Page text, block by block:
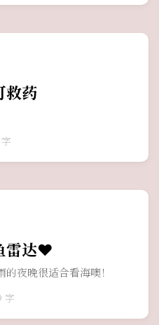
救药
雷达❤
夜晚很适合看海噢！
字